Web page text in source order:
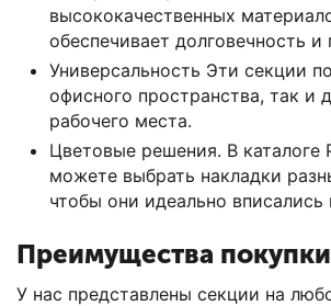
высококачественных
обеспечивает долговечность и
Универсальность Эти секции
офисного пространства, так и
рабочего места.
Цветовые решения. В каталоге
можете выбрать накладки
чтобы они идеально вписались
Преимущества
У нас представлены секции на